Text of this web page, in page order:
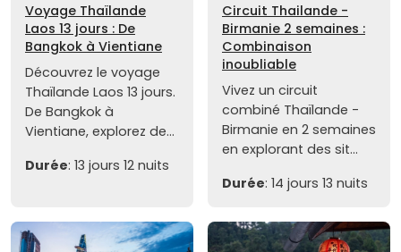
Voyage Thaïlande
Laos 13 jours : De
Bangkok à Vientiane
Découvrez le voyage
Thaïlande Laos 13 jours.
De Bangkok à
Vientiane, explorez de...
Durée: 13 jours 12 nuits
Circuit Thailande -
Birmanie 2 semaines :
Combinaison
inoubliable
Vivez un circuit
combiné Thaïlande -
Birmanie en 2 semaines
en explorant des sit...
Durée: 14 jours 13 nuits